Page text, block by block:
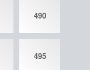
490
495